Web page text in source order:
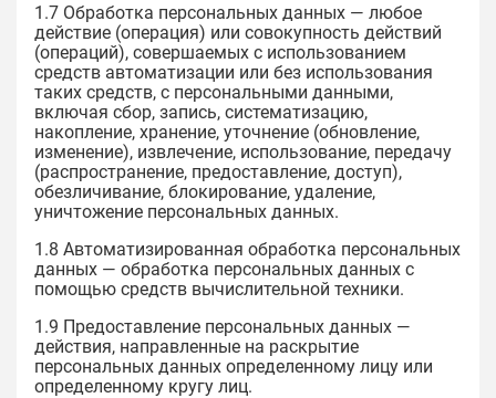
1.7 Обработка персональных данных — любое
действие (операция) или совокупность действий
(операций), совершаемых с использованием
средств автоматизации или без использования
таких средств, с персональными данными,
включая сбор, запись, систематизацию,
накопление, хранение, уточнение (обновление,
изменение), извлечение, использование, передачу
(распространение, предоставление, доступ),
обезличивание, блокирование, удаление,
уничтожение персональных данных.
1.8 Автоматизированная обработка персональных
данных — обработка персональных данных с
помощью средств вычислительной техники.
1.9 Предоставление персональных данных —
действия, направленные на раскрытие
персональных данных определенному лицу или
определенному кругу лиц.